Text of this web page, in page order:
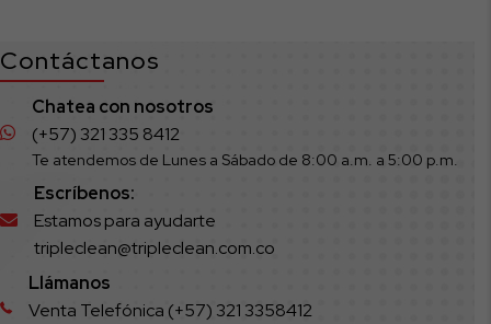
Contáctanos
Chatea con nosotros
(+57) 321 335 8412
Te atendemos de Lunes a Sábado de 8:00 a.m. a 5:00 p.m.
Escríbenos:
Estamos para ayudarte
tripleclean@tripleclean.com.co
Llámanos
Venta Telefónica (+57) 321 3358412